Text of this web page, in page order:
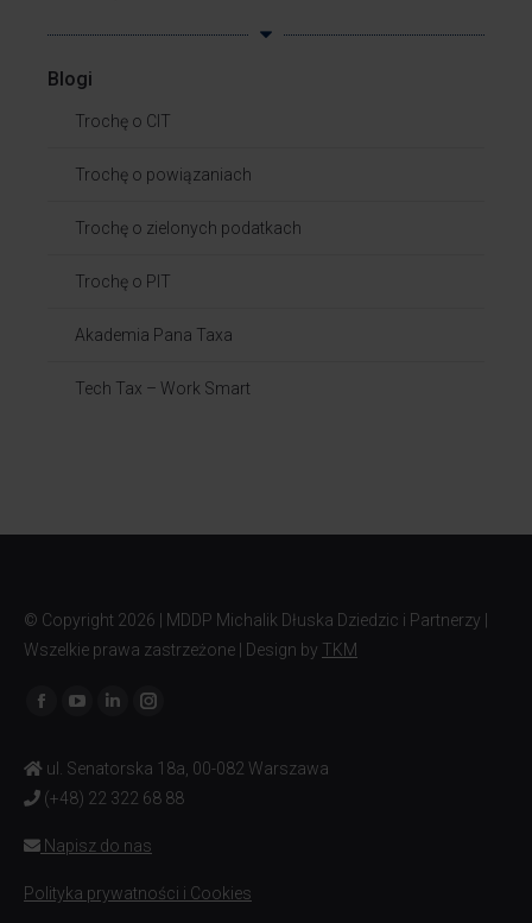
Blogi
Trochę o CIT
Trochę o powiązaniach​
Trochę o zielonych podatkach
Trochę o PIT
Akademia Pana Taxa
Tech Tax – Work Smart
© Copyright 2026 | MDDP Michalik Dłuska Dziedzic i Partnerzy |
Wszelkie prawa zastrzeżone | Design by TKM
Znajdź nas na:
ul. Senatorska 18a, 00-082 Warszawa
(+48) 22 322 68 88
Napisz do nas
Polityka prywatności i Cookies